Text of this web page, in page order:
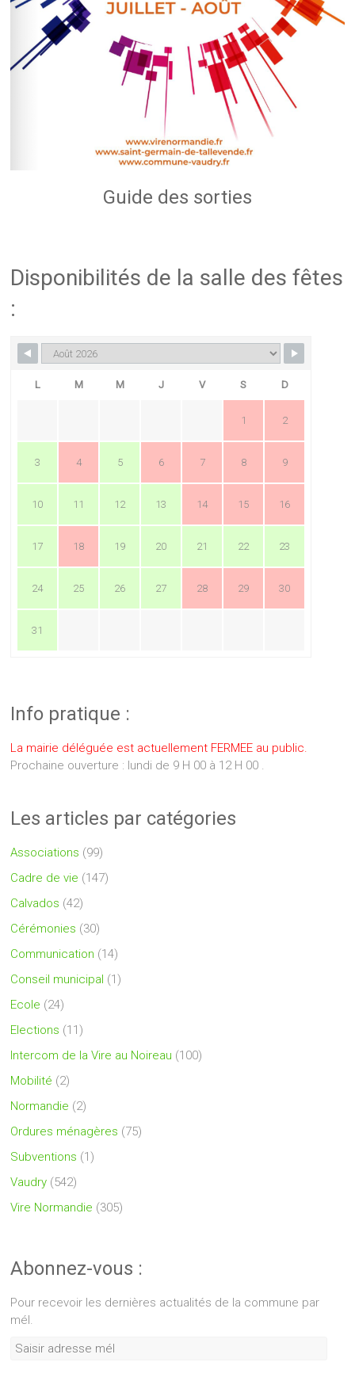
Guide des sorties
Disponibilités de la salle des fêtes
:
L M M J V S D
1 2
3 4 5 6 7 8 9
10 11 12 13 14 15 16
17 18 19 20 21 22 23
24 25 26 27 28 29 30
31
Info pratique :
La mairie déléguée est actuellement FERMEE au public.
Prochaine ouverture : lundi de 9 H 00 à 12 H 00 .
Les articles par catégories
Associations (99)
Cadre de vie (147)
Calvados (42)
Cérémonies (30)
Communication (14)
Conseil municipal (1)
Ecole (24)
Elections (11)
Intercom de la Vire au Noireau (100)
Mobilité (2)
Normandie (2)
Ordures ménagères (75)
Subventions (1)
Vaudry (542)
Vire Normandie (305)
Abonnez-vous :
Pour recevoir les dernières actualités de la commune par
mél.
Saisir